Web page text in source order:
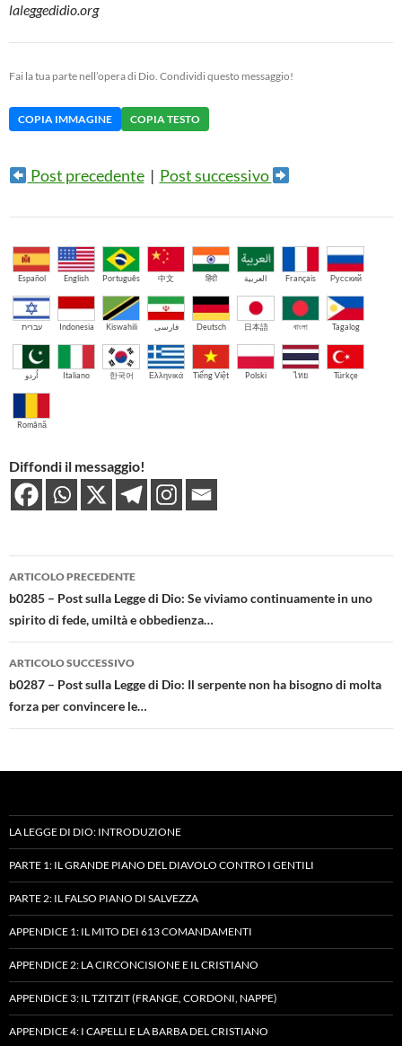
laleggedidio.org
Fai la tua parte nell’opera di Dio. Condividi questo messaggio!
COPIA IMMAGINE COPIA TESTO
Post precedente| Post successivo
Español English Português 中文 हिंदी العربية Français Русский
עברית Indonesia Kiswahili فارسی Deutsch 日本語 বাংলা Tagalog
اُردو Italiano 한국어 Ελληνικά Tiếng Việt Polski ไทย Türkçe
Română
Diffondi il messaggio!
Navigazione
articolo
ARTICOLO PRECEDENTE
b0285 – Post sulla Legge di Dio: Se viviamo continuamente in uno
spirito di fede, umiltà e obbedienza…
ARTICOLO SUCCESSIVO
b0287 – Post sulla Legge di Dio: Il serpente non ha bisogno di molta
forza per convincere le…
LA LEGGE DI DIO: INTRODUZIONE
PARTE 1: IL GRANDE PIANO DEL DIAVOLO CONTRO I GENTILI
PARTE 2: IL FALSO PIANO DI SALVEZZA
APPENDICE 1: IL MITO DEI 613 COMANDAMENTI
APPENDICE 2: LA CIRCONCISIONE E IL CRISTIANO
APPENDICE 3: IL TZITZIT (FRANGE, CORDONI, NAPPE)
APPENDICE 4: I CAPELLI E LA BARBA DEL CRISTIANO